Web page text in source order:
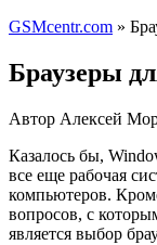
GSMcentr.com »
Браузеры
Автор Алексей
Казалось бы,
все еще рабочая
компьютеров.
вопросов, с
является выбор